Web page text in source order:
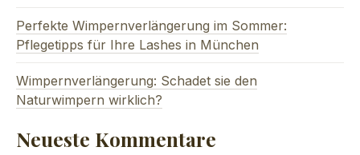
Perfekte Wimpernverlängerung im Sommer:
Pflegetipps für Ihre Lashes in München
Wimpernverlängerung: Schadet sie den
Naturwimpern wirklich?
Neueste Kommentare